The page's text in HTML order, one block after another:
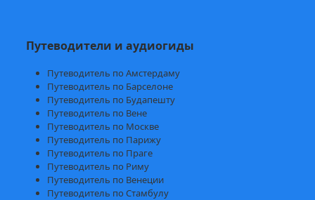
Путеводители и аудиогиды
Путеводитель по Амстердаму
Путеводитель по Барселоне
Путеводитель по Будапешту
Путеводитель по Вене
Путеводитель по Москве
Путеводитель по Парижу
Путеводитель по Праге
Путеводитель по Риму
Путеводитель по Венеции
Путеводитель по Стамбулу